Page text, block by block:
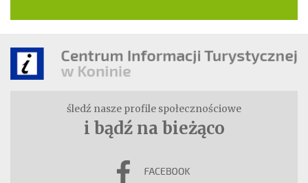
śledź nasze profile społecznościowe
i bądź na bieżąco